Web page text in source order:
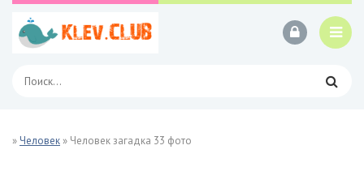
»Человек » Человек загадка 33 фото